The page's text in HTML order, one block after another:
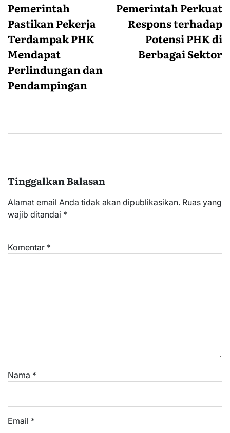
pos
Pemerintah
Pastikan Pekerja
Terdampak PHK
Mendapat
Perlindungan dan
Pendampingan
Pemerintah Perkuat
Respons terhadap
Potensi PHK di
Berbagai Sektor
Tinggalkan Balasan
Alamat email Anda tidak akan dipublikasikan. Ruas yang
wajib ditandai *
Komentar *
Nama *
Email *